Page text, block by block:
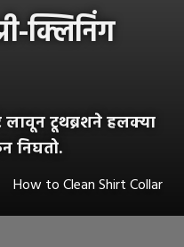
क्लिनिंग
लावून टूथब्रशने हलक्या
निघतो.
How to Clean Shirt Collar